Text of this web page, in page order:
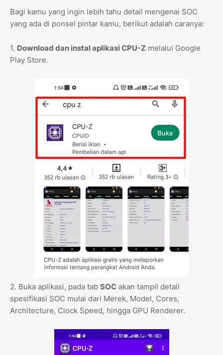
Bagi kamu yang ingin lebih tahu detail mengenai SOC
yang ada di ponsel pintar kamu, berikut adalah caranya:
1. Download dan instal aplikasi CPU-Z melalui Google
Play Store.
2. Buka aplikasi, pada tab SOC akan tampil detail
spesifikasi SOC mulai dari Merek, Model, Cores,
Architecture, Clock Speed, hingga GPU Renderer.